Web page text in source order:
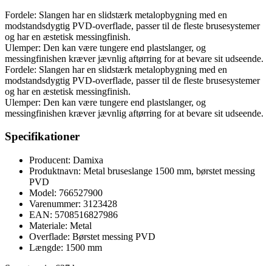
Fordele: Slangen har en slidstærk metalopbygning med en
modstandsdygtig PVD-overflade, passer til de fleste brusesystemer
og har en æstetisk messingfinish.
Ulemper: Den kan være tungere end plastslanger, og
messingfinishen kræver jævnlig aftørring for at bevare sit udseende.
Fordele: Slangen har en slidstærk metalopbygning med en
modstandsdygtig PVD-overflade, passer til de fleste brusesystemer
og har en æstetisk messingfinish.
Ulemper: Den kan være tungere end plastslanger, og
messingfinishen kræver jævnlig aftørring for at bevare sit udseende.
Specifikationer
Producent: Damixa
Produktnavn: Metal bruseslange 1500 mm, børstet messing
PVD
Model: 766527900
Varenummer: 3123428
EAN: 5708516827986
Materiale: Metal
Overflade: Børstet messing PVD
Længde: 1500 mm